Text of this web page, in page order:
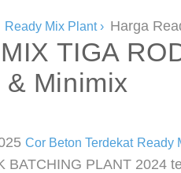
Ready Mix Plant› Harga
TIGA
Minimix
Cor Beton Terdekat Ready
BATCHING PLANT 2024